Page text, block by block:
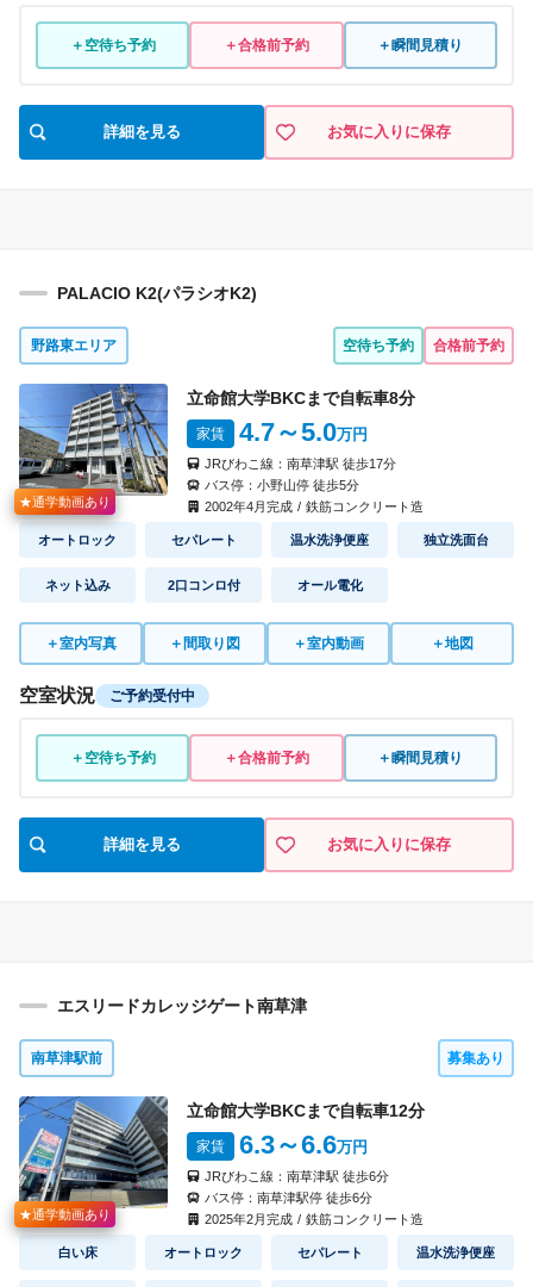
＋空待ち予約 ＋合格前予約 ＋瞬間見積り
詳細を見る お気に入りに保存
PALACIO K2(パラシオK2)
野路東エリア 空待ち予約 合格前予約
★通学動画あり
立命館大学BKCまで自転車8分
家賃 4.7～5.0万円
JRびわこ線： 南草津駅 徒歩17分
バス停： 小野山停徒歩5分
2002年4月完成 / 鉄筋コンクリート造
オートロック セパレート 温水洗浄便座 独立洗面台
ネット込み 2口コンロ付 オール電化
＋室内写真 ＋ 間取り図 ＋室内動画 ＋地図
空室状況 ご予約受付中
＋空待ち予約 ＋合格前予約 ＋瞬間見積り
詳細を見る お気に入りに保存
エスリードカレッジゲート南草津
南草津駅前 募集あり
★通学動画あり
立命館大学BKCまで自転車12分
家賃 6.3～6.6万円
JRびわこ線： 南草津駅 徒歩6分
バス停： 南草津駅停徒歩6分
2025年2月完成 / 鉄筋コンクリート造
白い床 オートロック セパレート 温水洗浄便座